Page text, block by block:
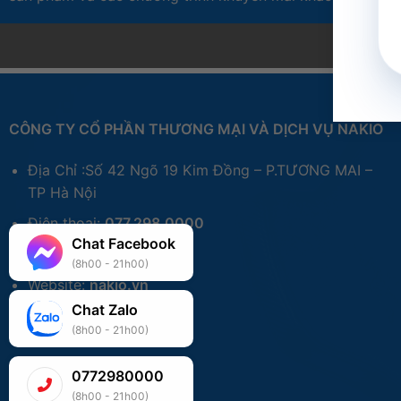
CÔNG TY CỔ PHẦN THƯƠNG MẠI VÀ DỊCH VỤ NAKIO
Địa Chỉ :Số 42 Ngõ 19 Kim Đồng – P.TƯƠNG MAI –
TP Hà Nội
Điện thoại:077.298.0000
Zalo: 077.298.0000
Website:nakio.vn
Chat Facebook
(8h00 - 21h00)
Chat Zalo
(8h00 - 21h00)
0772980000
(8h00 - 21h00)